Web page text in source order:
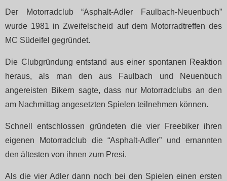
Der Motorradclub “Asphalt-Adler Faulbach-Neuenbuch”
wurde 1981 in Zweifelscheid auf dem Motorradtreffen des
MC Südeifel gegründet.
Die Clubgründung entstand aus einer spontanen Reaktion
heraus, als man den aus Faulbach und Neuenbuch
angereisten Bikern sagte, dass nur Motorradclubs an den
am Nachmittag angesetzten Spielen teilnehmen können.
Schnell entschlossen gründeten die vier Freebiker ihren
eigenen Motorradclub die “Asphalt-Adler” und ernannten
den ältesten von ihnen zum Presi.
Als die vier Adler dann noch bei den Spielen einen ersten